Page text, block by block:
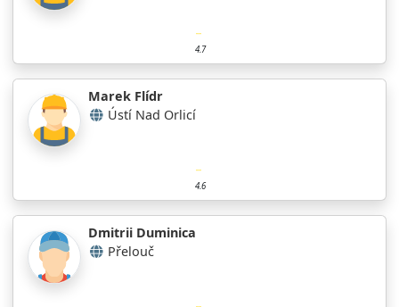
4.7
Marek Flídr
Ústí Nad Orlicí
4.6
Dmitrii Duminica
Přelouč